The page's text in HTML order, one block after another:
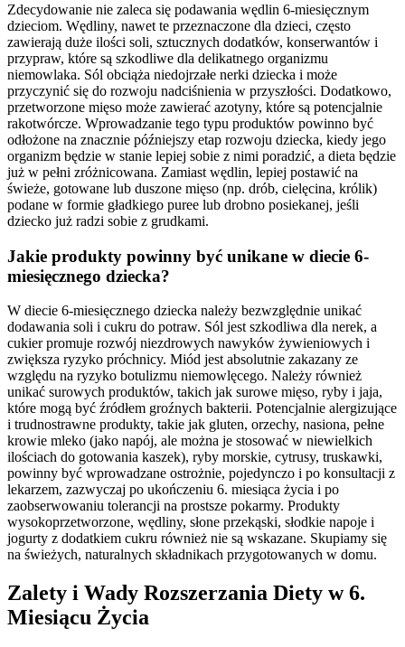
Zdecydowanie nie zaleca się podawania wędlin 6-miesięcznym
dzieciom. Wędliny, nawet te przeznaczone dla dzieci, często
zawierają duże ilości soli, sztucznych dodatków, konserwantów i
przypraw, które są szkodliwe dla delikatnego organizmu
niemowlaka. Sól obciąża niedojrzałe nerki dziecka i może
przyczynić się do rozwoju nadciśnienia w przyszłości. Dodatkowo,
przetworzone mięso może zawierać azotyny, które są potencjalnie
rakotwórcze. Wprowadzanie tego typu produktów powinno być
odłożone na znacznie późniejszy etap rozwoju dziecka, kiedy jego
organizm będzie w stanie lepiej sobie z nimi poradzić, a dieta będzie
już w pełni zróżnicowana. Zamiast wędlin, lepiej postawić na
świeże, gotowane lub duszone mięso (np. drób, cielęcina, królik)
podane w formie gładkiego puree lub drobno posiekanej, jeśli
dziecko już radzi sobie z grudkami.
Jakie produkty powinny być unikane w diecie 6-
miesięcznego dziecka?
W diecie 6-miesięcznego dziecka należy bezwzględnie unikać
dodawania soli i cukru do potraw. Sól jest szkodliwa dla nerek, a
cukier promuje rozwój niezdrowych nawyków żywieniowych i
zwiększa ryzyko próchnicy. Miód jest absolutnie zakazany ze
względu na ryzyko botulizmu niemowlęcego. Należy również
unikać surowych produktów, takich jak surowe mięso, ryby i jaja,
które mogą być źródłem groźnych bakterii. Potencjalnie alergizujące
i trudnostrawne produkty, takie jak gluten, orzechy, nasiona, pełne
krowie mleko (jako napój, ale można je stosować w niewielkich
ilościach do gotowania kaszek), ryby morskie, cytrusy, truskawki,
powinny być wprowadzane ostrożnie, pojedynczo i po konsultacji z
lekarzem, zazwyczaj po ukończeniu 6. miesiąca życia i po
zaobserwowaniu tolerancji na prostsze pokarmy. Produkty
wysokoprzetworzone, wędliny, słone przekąski, słodkie napoje i
jogurty z dodatkiem cukru również nie są wskazane. Skupiamy się
na świeżych, naturalnych składnikach przygotowanych w domu.
Zalety i Wady Rozszerzania Diety w 6.
Miesiącu Życia